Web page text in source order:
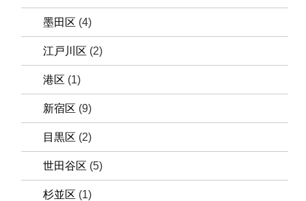
墨田区 (4)
江戸川区 (2)
港区 (1)
新宿区 (9)
目黒区 (2)
世田谷区 (5)
杉並区 (1)